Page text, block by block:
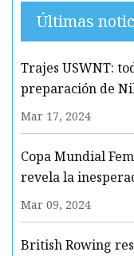
Últimas
Trajes USWNT:
preparación de
Femenina
Mar 17, 2024
Copa Mundial
revela la
su nuevo color de
Mar 09, 2024
British Rowing